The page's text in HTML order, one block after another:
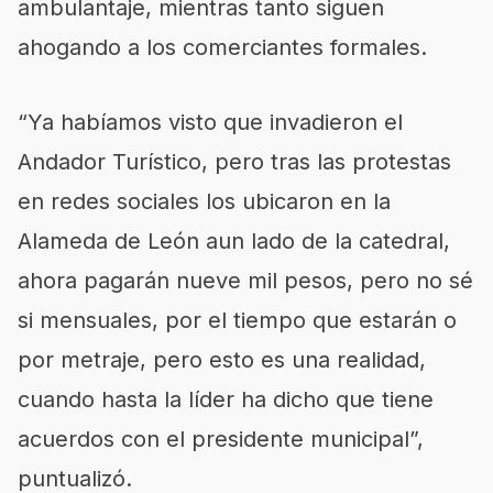
ambulantaje, mientras tanto siguen
ahogando a los comerciantes formales.
“Ya habíamos visto que invadieron el
Andador Turístico, pero tras las protestas
en redes sociales los ubicaron en la
Alameda de León aun lado de la catedral,
ahora pagarán nueve mil pesos, pero no sé
si mensuales, por el tiempo que estarán o
por metraje, pero esto es una realidad,
cuando hasta la líder ha dicho que tiene
acuerdos con el presidente municipal”,
puntualizó.